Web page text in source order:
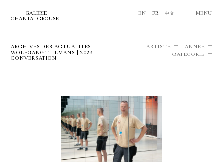
GALERIE
CHANTAL CROUSEL
EN FR 中文 MENU
ARCHIVES DES ACTUALITÉS
WOLFGANG TILLMANS | 2023 |
CONVERSATION
ARTISTE
ANNÉE
CATÉGORIE